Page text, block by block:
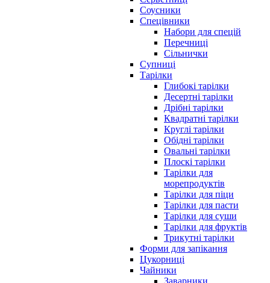
Соусники
Спецівники
Набори для спецій
Перечниці
Сільнички
Супниці
Тарілки
Глибокі тарілки
Десертні тарілки
Дрібні тарілки
Квадратні тарілки
Круглі тарілки
Обідні тарілки
Овальні тарілки
Плоскі тарілки
Тарілки для
морепродуктів
Тарілки для піци
Тарілки для пасти
Тарілки для суши
Тарілки для фруктів
Трикутні тарілки
Форми для запікання
Цукорниці
Чайники
Заварники